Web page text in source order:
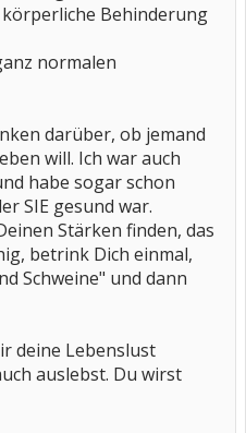
Behinderung
normalen
darüber, ob jemand
will. Ich war auch
habe sogar schon
SIE gesund war.
Stärken finden, das
betrink Dich einmal,
Schweine" und dann
deine Lebenslust
auslebst. Du wirst